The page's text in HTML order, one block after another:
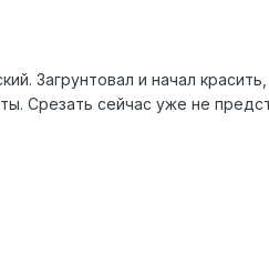
Загрунтовал и начал
Срезать сейчас уже не